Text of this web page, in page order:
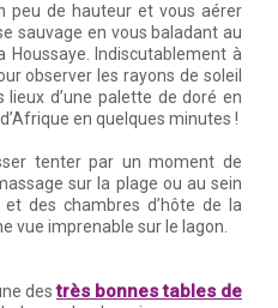
peu de hauteur et vous aérer
sauvage en vous baladant au
Indiscutablement à
observer les rayons de soleil
d’une palette de doré en
en quelques minutes !
tenter par un moment de
sur la plage ou au sein
des chambres d’hôte de la
vue imprenable sur le lagon.
destrès bonnes tables de